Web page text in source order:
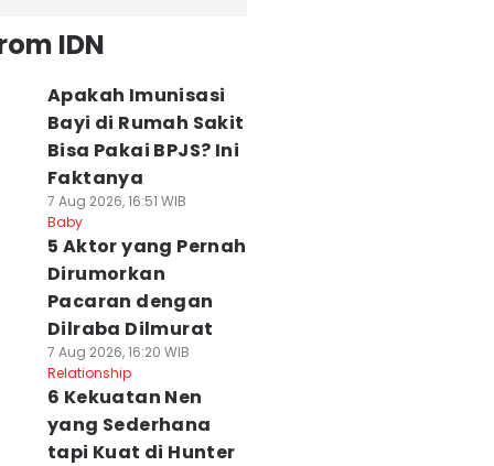
IDN
Apakah Imunisasi
Bayi di Rumah Sakit
Bisa Pakai BPJS? Ini
Faktanya
7 Aug 2026, 16:51 WIB
Baby
5 Aktor yang Pernah
Dirumorkan
Pacaran dengan
Dilraba Dilmurat
7 Aug 2026, 16:20 WIB
Relationship
6 Kekuatan Nen
yang Sederhana
tapi Kuat di Hunter